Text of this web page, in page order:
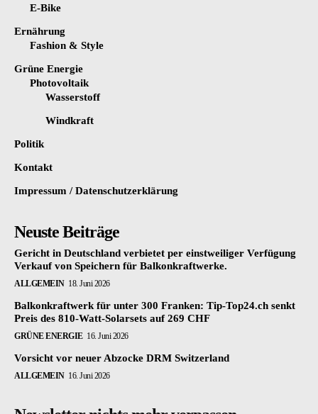
E-Bike
Ernährung
Fashion & Style
Grüne Energie
Photovoltaik
Wasserstoff
Windkraft
Politik
Kontakt
Impressum / Datenschutzerklärung
Neuste Beiträge
Gericht in Deutschland verbietet per einstweiliger Verfügung
Verkauf von Speichern für Balkonkraftwerke.
ALLGEMEIN 18. Juni 2026
Balkonkraftwerk für unter 300 Franken: Tip-Top24.ch senkt
Preis des 810-Watt-Solarsets auf 269 CHF
GRÜNE ENERGIE 16. Juni 2026
Vorsicht vor neuer Abzocke DRM Switzerland
ALLGEMEIN 16. Juni 2026